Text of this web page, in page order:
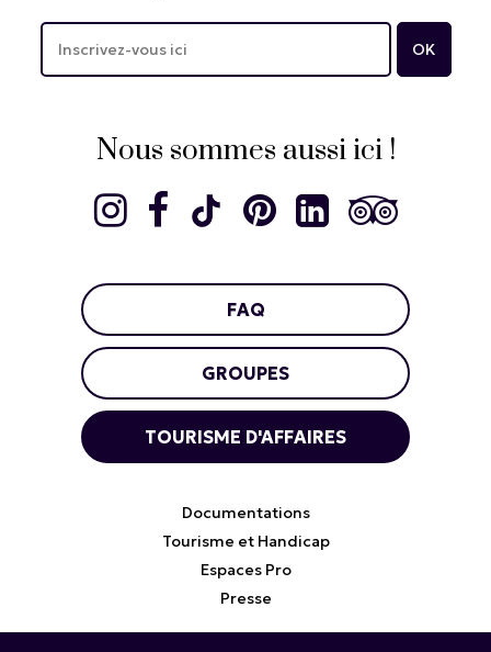
Nous sommes aussi ici !
FAQ
GROUPES
TOURISME D'AFFAIRES
Documentations
Tourisme et Handicap
Espaces Pro
Presse